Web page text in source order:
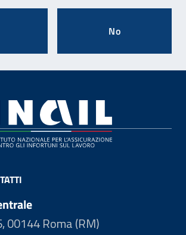
No
00144 Roma (RM)